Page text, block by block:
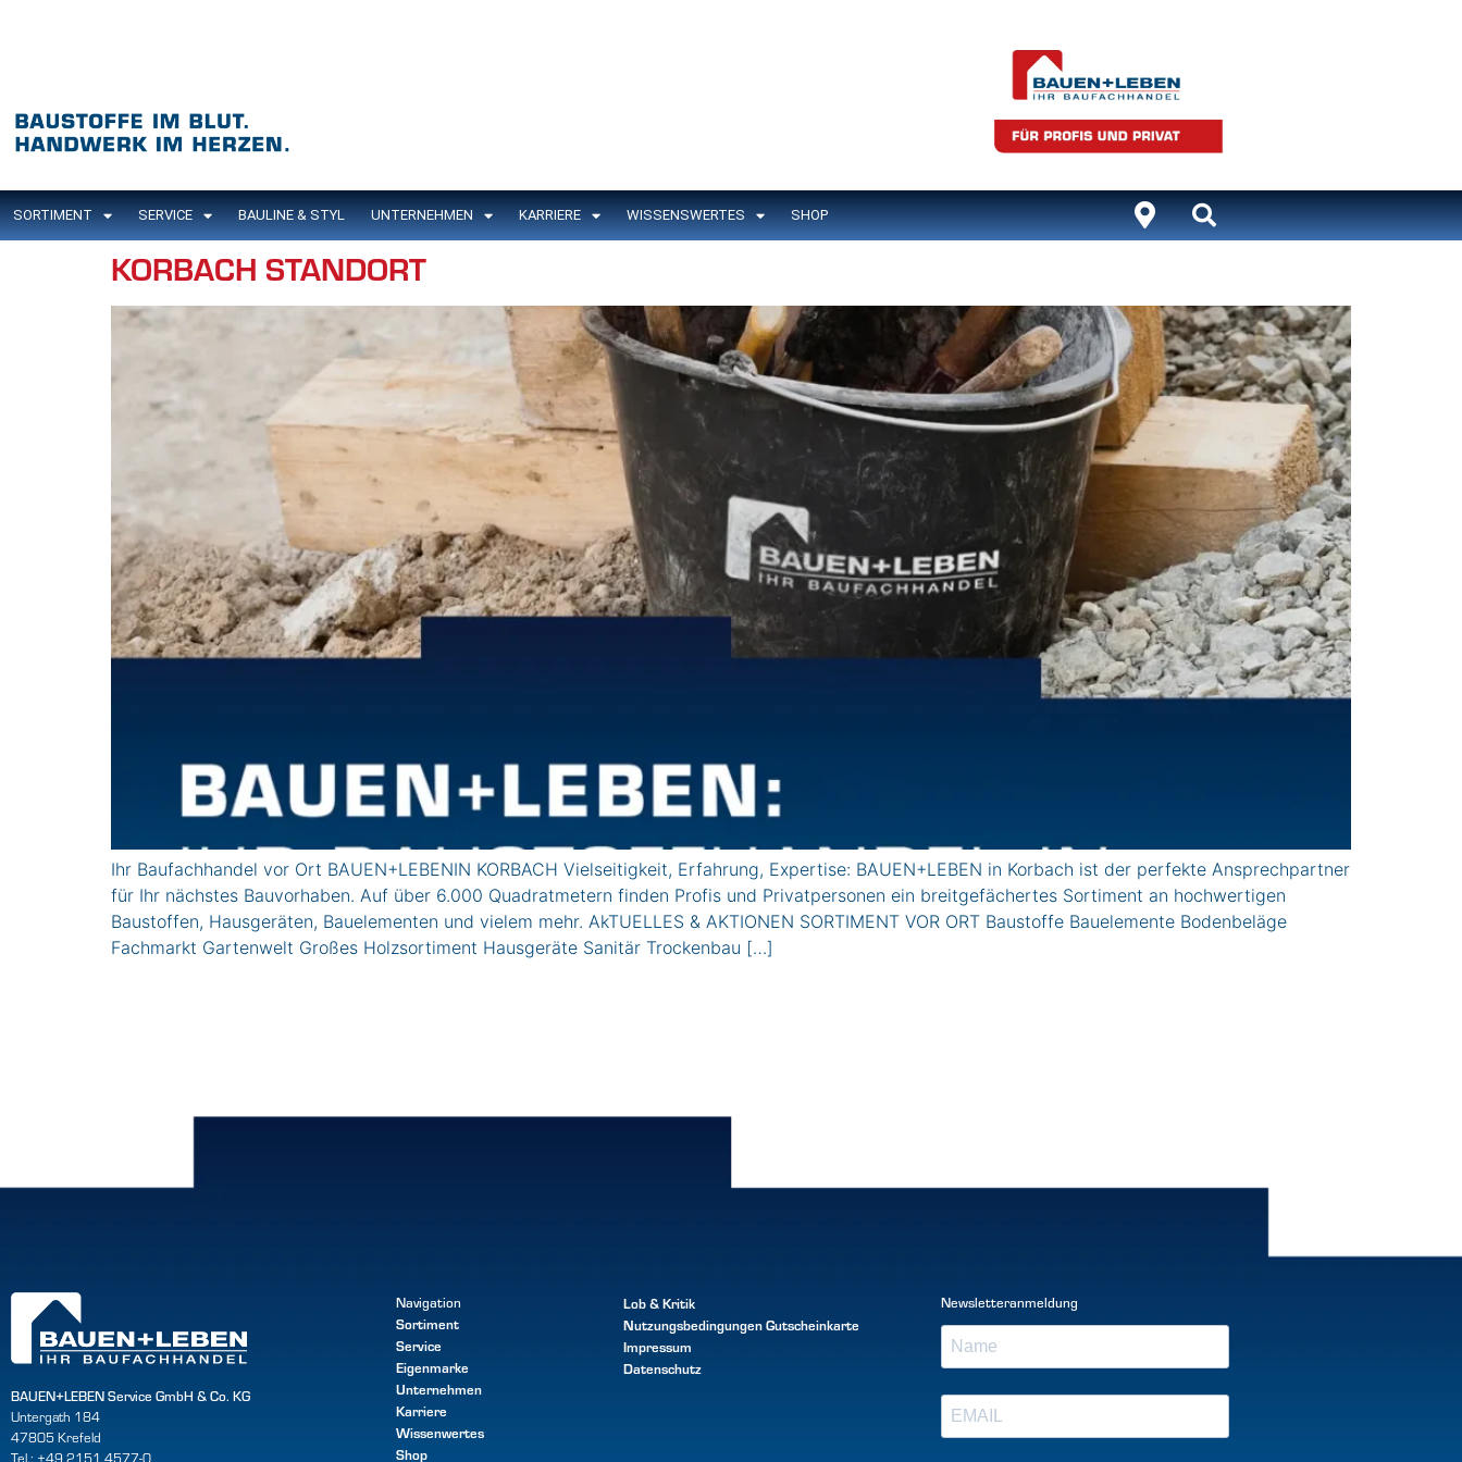
SORTIMENT SERVICE BAULINE & STYL UNTERNEHMEN KARRIERE WISSENSWERTES SHOP
KORBACH STANDORT
Ihr Baufachhandel vor Ort BAUEN+LEBENIN KORBACH Vielseitigkeit, Erfahrung, Expertise: BAUEN+LEBEN in Korbach ist der perfekte Ansprechpartner
für Ihr nächstes Bauvorhaben. Auf über 6.000 Quadratmetern finden Profis und Privatpersonen ein breitgefächertes Sortiment an hochwertigen
Baustoffen, Hausgeräten, Bauelementen und vielem mehr. AkTUELLES & AKTIONEN SORTIMENT VOR ORT Baustoffe Bauelemente Bodenbeläge
Fachmarkt Gartenwelt Großes Holzsortiment Hausgeräte Sanitär Trockenbau […]
BAUEN+LEBEN Service GmbH & Co. KG
Untergath 184
47805 Krefeld
Tel.: +49 2151 4577-0
Navigation
Sortiment
Service
Eigenmarke
Unternehmen
Karriere
Wissenwertes
Shop
Lob & Kritik
NutzungsbedingungenGutscheinkarte
Impressum
Datenschutz
Newsletteranmeldung